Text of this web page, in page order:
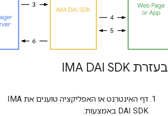
בעזרת IMA DAI SDK
דף האינטרנט או האפליקציה טוענים את IMA
DAI SDK באמצעות: